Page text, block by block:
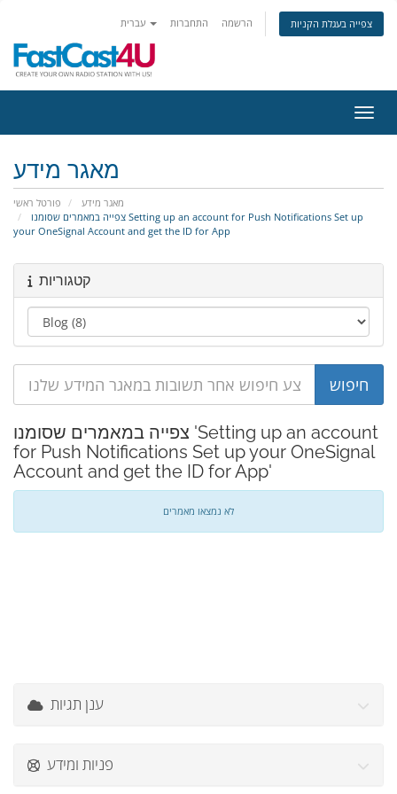
התחברות הרשמה צפייה בעגלת הקניות
מאגר מידע
פורטל ראשי
מאגר מידע
your OneSignal Account and get the ID for App
קטגוריות
צפייה במאמרים שסומנו 'Setting up an account
for Push Notifications Set up your OneSignal
Account and get the ID for App'
לא נמצאו מאמרים
ענן תגיות
פניות ומידע